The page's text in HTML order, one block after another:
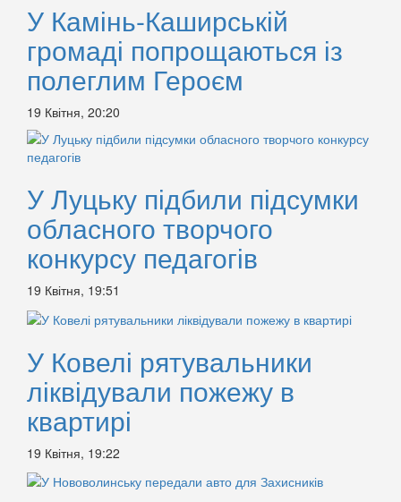
У Камінь-Каширській
громаді попрощаються із
полеглим Героєм
19 Квітня, 20:20
У Луцьку підбили підсумки
обласного творчого
конкурсу педагогів
19 Квітня, 19:51
У Ковелі рятувальники
ліквідували пожежу в
квартирі
19 Квітня, 19:22